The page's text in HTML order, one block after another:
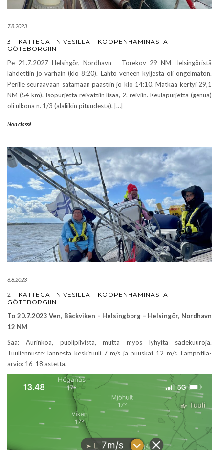
7.8.2023
3 – KATTEGATIN VESILLÄ – KÖÖPENHAMINASTA
GÖTEBORGIIN
Pe 21.7.2027 Helsingör, Nordhavn – Torekov 29 NM Helsingöristä
lähdettiin jo varhain (klo 8:20). Lähtö veneen kyljestä oli ongelmaton.
Perille seuraavaan satamaan päästiin jo klo 14:10. Matkaa kertyi 29,1
NM (54 km). Isopurjetta reivattiin lisää, 2. reiviin. Keulapurjetta (genua)
oli ulkona n. 1/3 (alaliikin pituudesta). […]
Non classé
6.8.2023
2 – KATTEGATIN VESILLÄ – KÖÖPENHAMINASTA
GÖTEBORGIIN
To 20.7.2023 Ven, Bäckviken – Helsingborg – Helsingör, Nordhavn
12 NM
Sää: Aurinkoa, puolipilvistä, mutta myös lyhyitä sadekuuroja.
Tuuliennuste: lännestä keskituuli 7 m/s ja puuskat 12 m/s. Lämpötila-
arvio: 16-18 astetta.